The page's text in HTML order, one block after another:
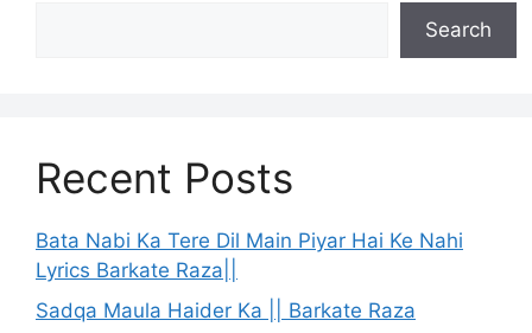
Search
Recent Posts
Bata Nabi Ka Tere Dil Main Piyar Hai Ke Nahi
Lyrics Barkate Raza||
Sadqa Maula Haider Ka || Barkate Raza